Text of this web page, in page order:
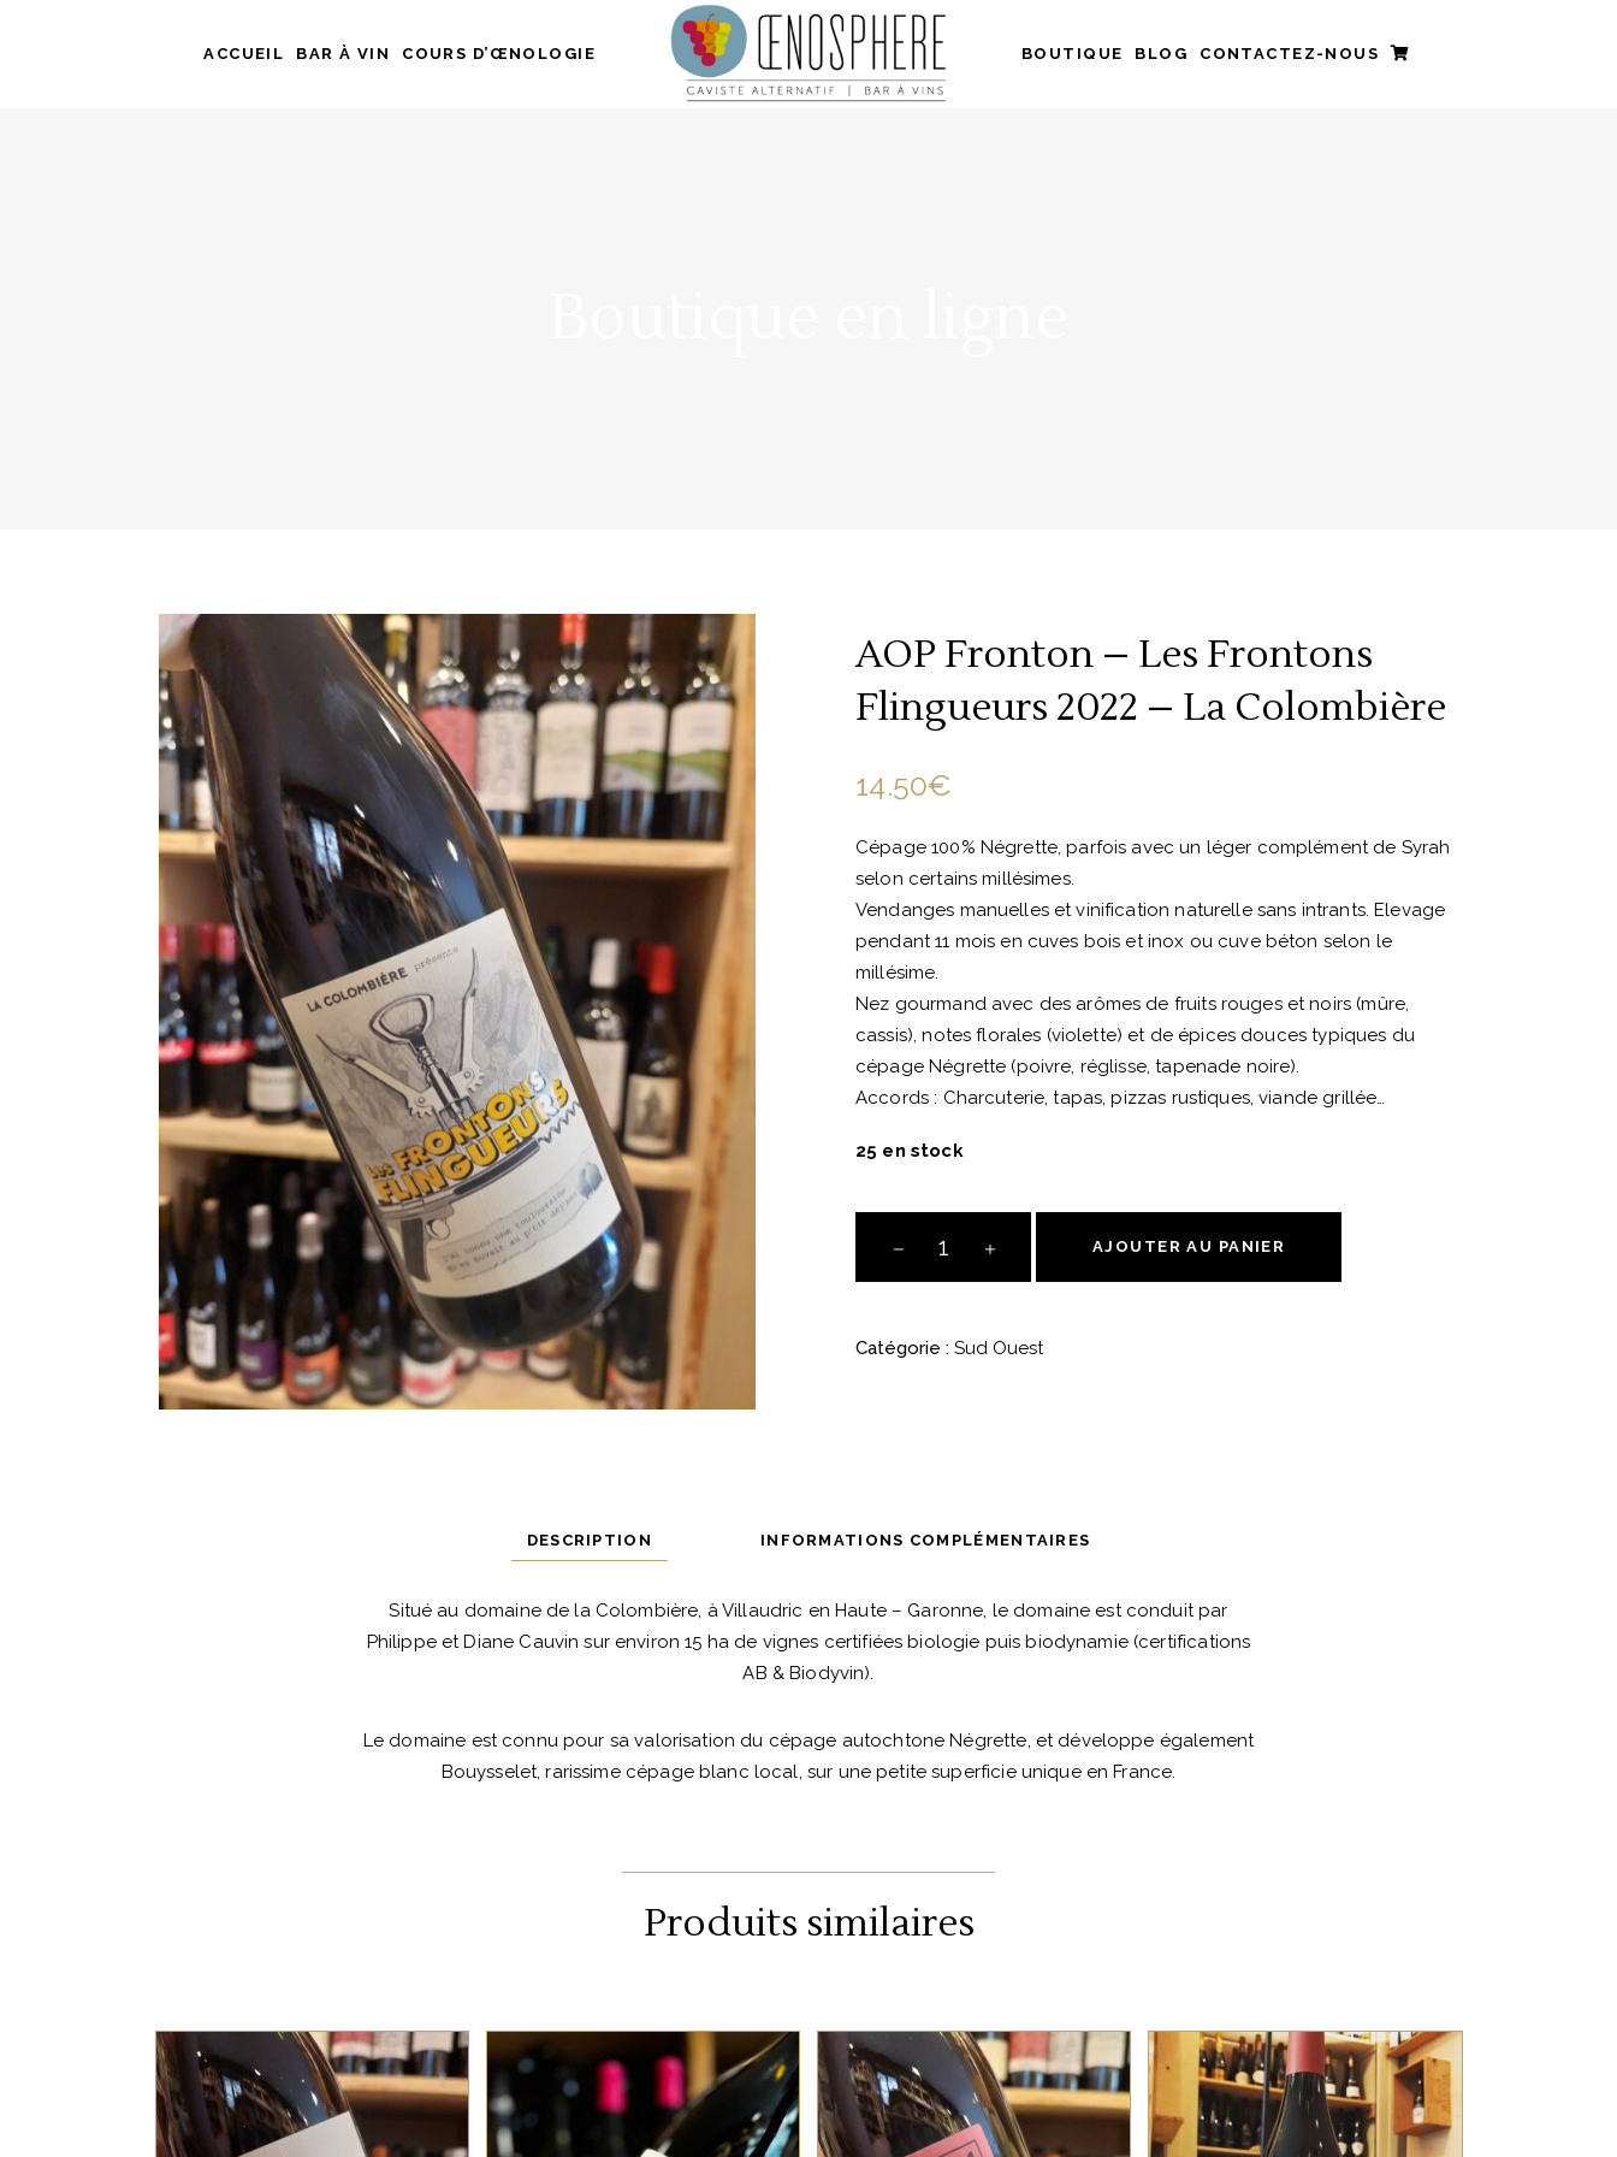
ACCUEIL BAR À VIN COURS D’ŒNOLOGIE BOUTIQUE BLOG CONTACTEZ-NOUS
AOP Fronton – Les Frontons
Flingueurs 2022 – La Colombière
14.50€
Cépage 100% Négrette, parfois avec un léger complément de Syrah
selon certains millésimes.
Vendanges manuelles et vinification naturelle sans intrants. Elevage
pendant 11 mois en cuves bois et inox ou cuve béton selon le
millésime.
Nez gourmand avec des arômes de fruits rouges et noirs (mûre,
cassis), notes florales (violette) et de épices douces typiques du
cépage Négrette (poivre, réglisse, tapenade noire).
Accords : Charcuterie, tapas, pizzas rustiques, viande grillée…
25 en stock
Fronton
-
Frontons
quantité
AJOUTER AU PANIER
Catégorie : Sud Ouest
DESCRIPTION INFORMATIONS COMPLÉMENTAIRES
Situé au domaine de la Colombière, à Villaudric en Haute – Garonne, le domaine est conduit par
Philippe et Diane Cauvin sur environ 15 ha de vignes certifiées biologie puis biodynamie (certifications
AB & Biodyvin).
Le domaine est connu pour sa valorisation du cépage autochtone Négrette, et développe également
Bouysselet, rarissime cépage blanc local, sur une petite superficie unique en France.
Produits similaires
SUD OUEST SUD OUEST SUD OUEST SUD OUEST